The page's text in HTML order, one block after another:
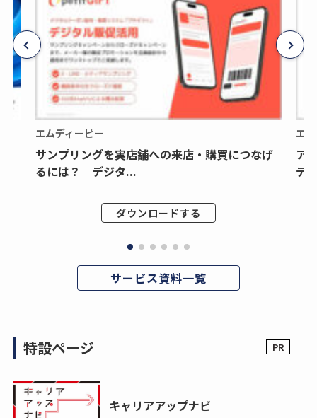
エムディーピー
サンプリングを実店舗への来店・購買につなげ
るには？ デジタ...
ダウンロードする
エ
ア
デ
サービス資料一覧
特設ページ
キャリアアップナビ